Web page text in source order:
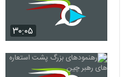
۳۰:۰۵